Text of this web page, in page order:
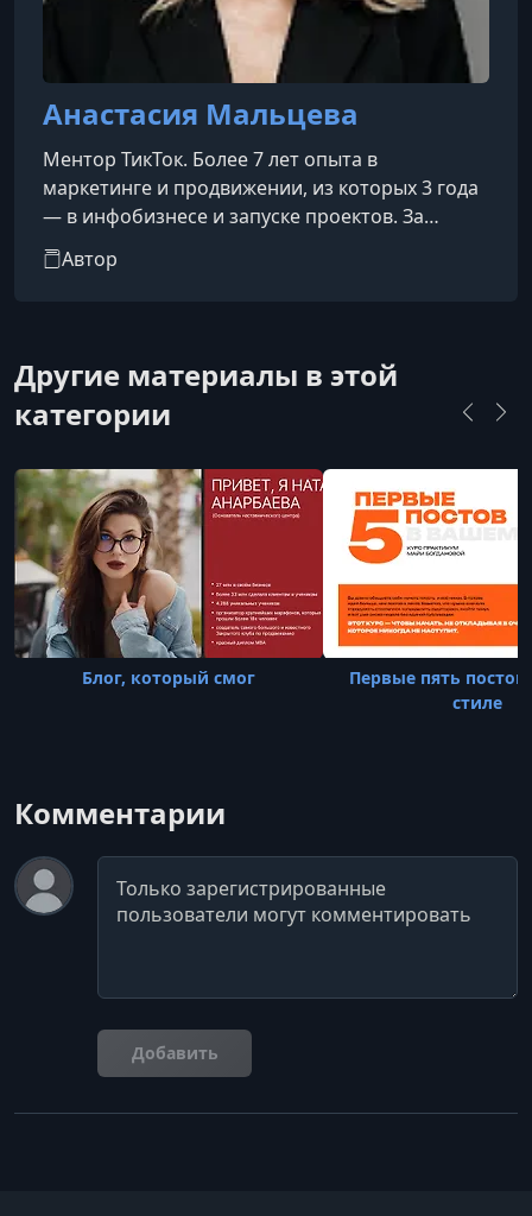
Анастасия Мальцева
Ментор ТикТок. Более 7 лет опыта в
маркетинге и продвижении, из которых 3 года
— в инфобизнесе и запуске проектов. За
последний год заработала свыше 10
миллионов рублей для себя и своих клиентов.
более 200 заявок. Организовала оффлайн-
тренинги в Вологде, Казани и Москве.
Основала продюсерский центр и реализовала
использования ре
Автор
Другие материалы в этой
категории
Блог, который смог
Первые пять
стиле
Комментарии
Комментарий
Добавить